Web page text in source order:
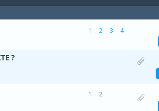
1 2 3
4
?
1
2